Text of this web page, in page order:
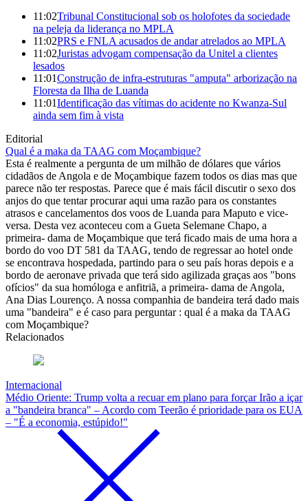
11:02Tribunal Constitucional sob os holofotes da sociedade
na peleja da liderança no MPLA
11:02PRS e FNLA acusados de andar atrelados ao MPLA
11:02Juristas advogam compensação da Unitel a clientes
lesados
11:01Construção de infra-estruturas "amputa" arborização na
Floresta da Ilha de Luanda
11:01Identificação das vítimas do acidente no Kwanza-Sul
ainda sem fim à vista
Editorial
Qual é a maka da TAAG com Moçambique?
Esta é realmente a pergunta de um milhão de dólares que vários
cidadãos de Angola e de Moçambique fazem todos os dias mas que
parece não ter respostas. Parece que é mais fácil discutir o sexo dos
anjos do que tentar procurar aqui uma razão para os constantes
atrasos e cancelamentos dos voos de Luanda para Maputo e vice-
versa. Desta vez aconteceu com a Gueta Selemane Chapo, a
primeira- dama de Moçambique que terá ficado mais de uma hora a
bordo do voo DT 581 da TAAG, tendo de regressar ao hotel onde
se encontrava hospedada, partindo para o seu país horas depois e a
bordo de aeronave privada que terá sido agilizada graças aos "bons
ofícios" da sua homóloga e anfitriã, a primeira- dama de Angola,
Ana Dias Lourenço. A nossa companhia de bandeira terá dado mais
uma "bandeira" e é caso para perguntar : qual é a maka da TAAG
com Moçambique?
Relacionados
Internacional
Médio Oriente: Trump volta a recuar em plano para forçar Irão a içar
a "bandeira branca" – Acordo com Teerão é prioridade para os EUA
– "É a economia, estúpido!"